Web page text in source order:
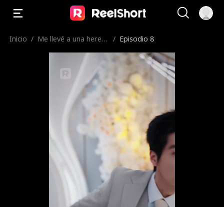
Inicio / Me llevé a una hered
/ Episodio 8